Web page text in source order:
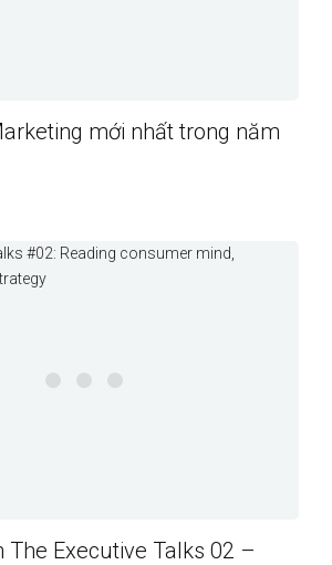
mới nhất trong năm
The Executive Talks 02 –